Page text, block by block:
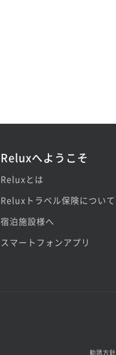
Reluxへようこそ
Reluxとは
Reluxトラベル保険について
宿泊施設様へ
スマートフォンアプリ
勧誘方針